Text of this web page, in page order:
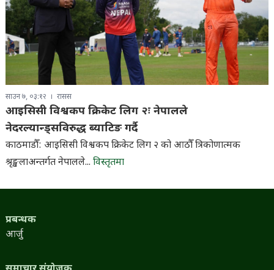
साउन ७, ०३:१२ रासस
आइसिसी विश्वकप क्रिकेट लिग २ः नेपालले
नेदरल्यान्ड्सविरुद्ध ब्याटिङ गर्दै
काठमाडौँ: आइसिसी विश्वकप क्रिकेट लिग २ को आठौँ त्रिकोणात्मक
श्रृङ्खलाअन्तर्गत नेपालले... विस्तृतमा
प्रबन्धक
आर्जु